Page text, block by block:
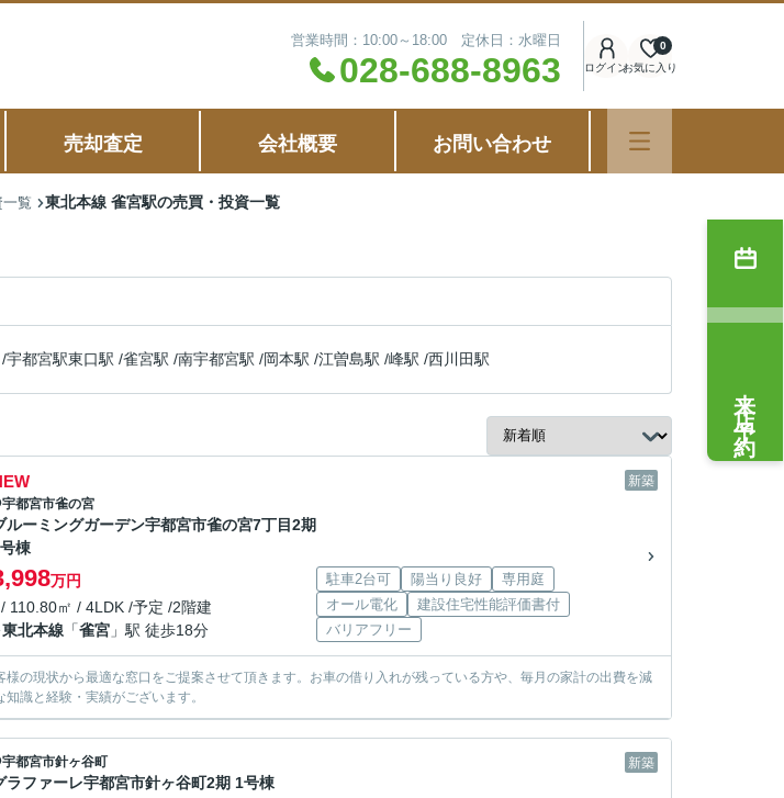
営業時間：10:00～18:00 定休日：水曜日
028-688-8963 ログインお気に入り
0
売却査定 会社概要 お問い合わせ
覧 東北本線 雀宮駅の売買・投資一覧
/宇都宮駅東口駅 /雀宮駅 /南宇都宮駅 /岡本駅 /江曽島駅 /峰駅 /西川田駅
新築
宇都宮市雀の宮
ルーミングガーデン宇都宮市雀の宮7丁目2期
棟
万円
110.80㎡ / 4LDK /予定 /2階建
東北本線 「雀宮 」駅 徒歩18分
駐車2台可 陽当り良好
専用庭
オール電化
建設住宅性能評価書付
バリアフリー
の現状から最適な窓口をご提案させて頂きます。お車の借り入れが残っている方や、毎月の家計の出費を減
識と経験・実績がございます。
新築
宇都宮市針ヶ谷町
ラファーレ宇都宮市針ヶ谷町2期 1号棟
来店予約